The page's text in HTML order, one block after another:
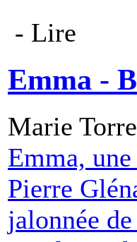
- Lire
Emma -
Marie
Emma,
Pierre
jalonnée